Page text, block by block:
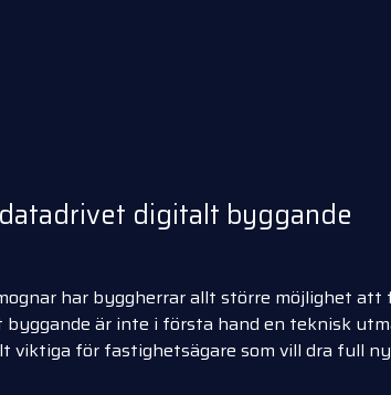
digitalt byggande
har byggherrar allt större möjlighet
är inte i första hand en teknisk
viktiga för fastighetsägare som vill dra full